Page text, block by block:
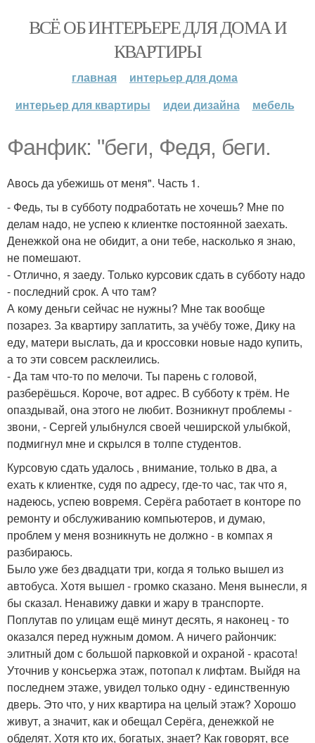
ВСЁ ОБ ИНТЕРЬЕРЕ ДЛЯ ДОМА И
КВАРТИРЫ
главная
интерьер для дома
интерьер для квартиры
идеи дизайна мебель
Фанфик: "беги, Федя, беги.
Авось да убежишь от меня". Часть 1.
- Федь, ты в субботу подработать не хочешь? Мне по
делам надо, не успею к клиентке постоянной заехать.
Денежкой она не обидит, а они тебе, насколько я знаю,
не помешают.
- Отлично, я заеду. Только курсовик сдать в субботу надо
- последний срок. А что там?
А кому деньги сейчас не нужны? Мне так вообще
позарез. За квартиру заплатить, за учёбу тоже, Дику на
еду, матери выслать, да и кроссовки новые надо купить,
а то эти совсем расклеились.
- Да там что-то по мелочи. Ты парень с головой,
разберёшься. Короче, вот адрес. В субботу к трём. Не
опаздывай, она этого не любит. Возникнут проблемы -
звони, - Сергей улыбнулся своей чеширской улыбкой,
подмигнул мне и скрылся в толпе студентов.
Курсовую сдать удалось , внимание, только в два, а
ехать к клиентке, судя по адресу, где-то час, так что я,
надеюсь, успею вовремя. Серёга работает в конторе по
ремонту и обслуживанию компьютеров, и думаю,
проблем у меня возникнуть не должно - в компах я
разбираюсь.
Было уже без двадцати три, когда я только вышел из
автобуса. Хотя вышел - громко сказано. Меня вынесли, я
бы сказал. Ненавижу давки и жару в транспорте.
Поплутав по улицам ещё минут десять, я наконец - то
оказался перед нужным домом. А ничего райончик:
элитный дом с большой парковкой и охраной - красота!
Уточнив у консьержа этаж, потопал к лифтам. Выйдя на
последнем этаже, увидел только одну - единственную
дверь. Это что, у них квартира на целый этаж? Хорошо
живут, а значит, как и обещал Серёга, денежкой не
обделят. Хотя кто их, богатых, знает? Как говорят, все